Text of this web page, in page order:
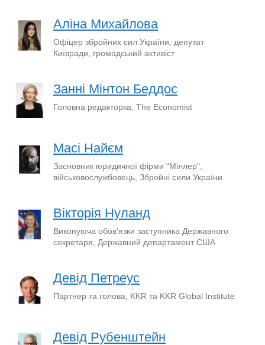
Аліна Михайлова
Офіцер збройних сил України, депутат
Київради, громадський активіст
Занні Мінтон Беддос
Головна редакторка, The Economist
Масі Найєм
Засновник юридичної фірми "Міллер",
військовослужбовець, Збройні сили України
Вікторія Нуланд
Виконуюча обов'язки заступника Державного
секретаря, Державний департамент США
Девід Петреус
Партнер та голова, KKR та KKR Global Institute
Девід Рубенштейн